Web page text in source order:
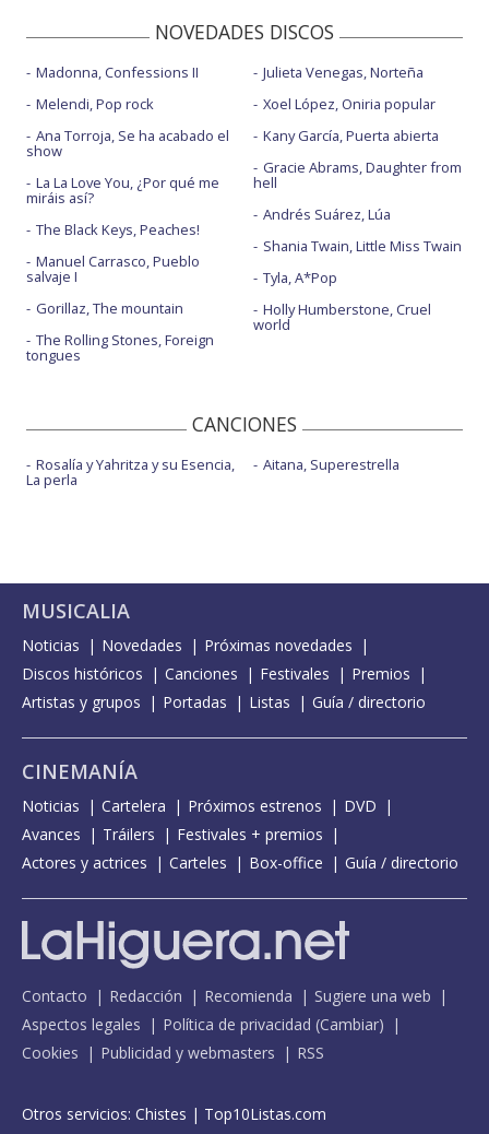
NOVEDADES DISCOS
Madonna, Confessions II
Melendi, Pop rock
Ana Torroja, Se ha acabado el
show
La La Love You, ¿Por qué me
miráis así?
The Black Keys, Peaches!
Manuel Carrasco, Pueblo
salvaje I
Gorillaz, The mountain
The Rolling Stones, Foreign
tongues
Julieta Venegas, Norteña
Xoel López, Oniria popular
Kany García, Puerta abierta
Gracie Abrams, Daughter from
hell
Andrés Suárez, Lúa
Shania Twain, Little Miss Twain
Tyla, A*Pop
Holly Humberstone, Cruel
world
CANCIONES
Rosalía y Yahritza y su Esencia,
La perla
Aitana, Superestrella
MUSICALIA
Noticias Novedades
Próximas novedades
Discos históricos
Canciones Festivales
Premios
Artistas y grupos
Portadas Listas Guía / directorio
CINEMANÍA
Noticias Cartelera Próximos estrenos
DVD
Avances
Tráilers
Festivales + premios
Actores y actrices
Carteles Box-office Guía / directorio
Contacto Redacción Recomienda
Sugiere una web
Aspectos legales
Política de privacidad (Cambiar)
Cookies
Publicidad y webmasters RSS
Otros servicios: Chistes | Top10Listas.com